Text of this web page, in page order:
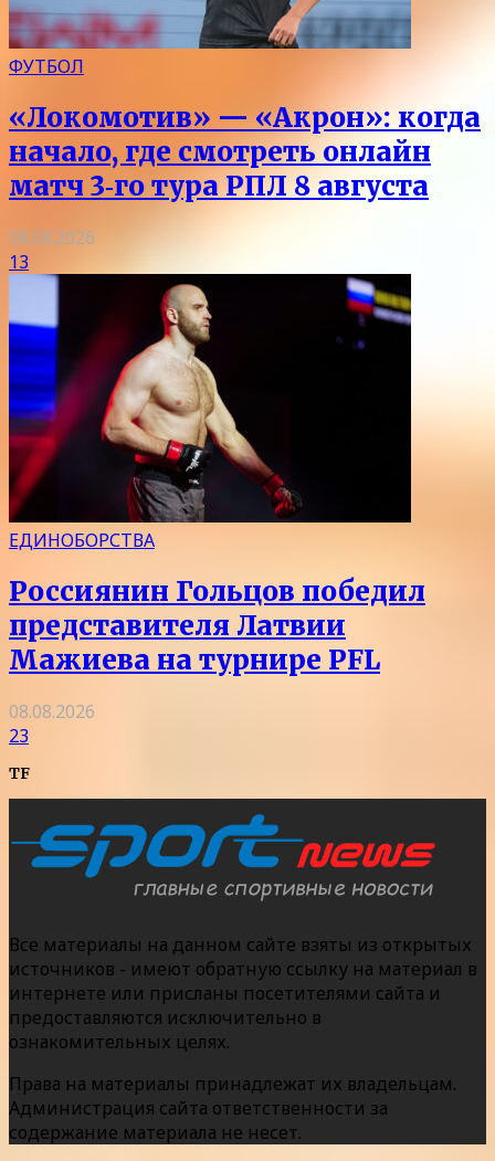
ФУТБОЛ
«Локомотив» — «Акрон»: когда
начало, где смотреть онлайн
матч 3‑го тура РПЛ 8 августа
08.08.2026
13
ЕДИНОБОРСТВА
Россиянин Гольцов победил
представителя Латвии
Мажиева на турнире PFL
08.08.2026
23
TF
Все материалы на данном сайте взяты из открытых
источников - имеют обратную ссылку на материал в
интернете или присланы посетителями сайта и
предоставляются исключительно в
ознакомительных целях.
Права на материалы принадлежат их владельцам.
Администрация сайта ответственности за
содержание материала не несет.